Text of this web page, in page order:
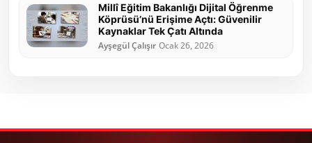
Millî Eğitim Bakanlığı Dijital Öğrenme
Köprüsü’nü Erişime Açtı: Güvenilir
Kaynaklar Tek Çatı Altında
Ayşegül Çalışır Ocak 26, 2026